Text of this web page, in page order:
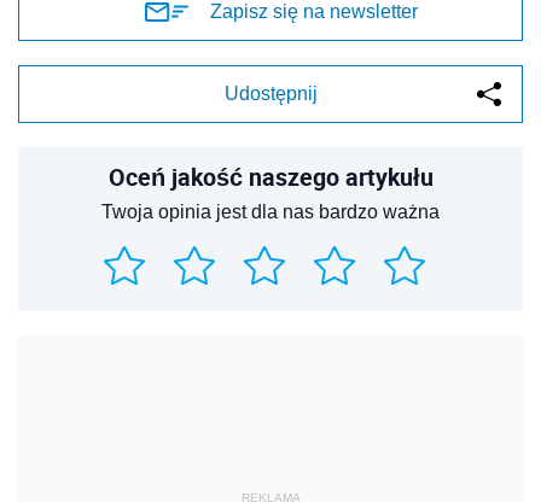
Zapisz się na newsletter
Udostępnij
Oceń jakość naszego artykułu
Twoja opinia jest dla nas bardzo ważna
REKLAMA